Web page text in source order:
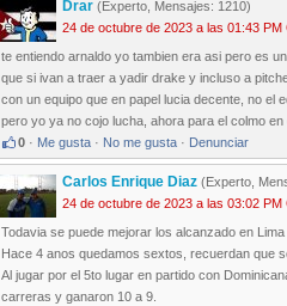
Drar (Experto, Mensajes: 1210)
24 de octubre de 2023 a las 01:43 PM
te entiendo arnaldo yo tambien era asi pero es
que si ivan a traer a yadir drake y incluso a
con un equipo que en papel lucia decente, no el
pero yo ya no cojo lucha, ahora para el colmo
0 · Me gusta · No me gusta · Denunciar
Carlos Enrique Diaz (Experto,
24 de octubre de 2023 a las 03:02 PM
Todavia se puede mejorar los alcanzado en Lima
Hace 4 anos quedamos sextos, recuerdan que
Al jugar por el 5to lugar en partido con
carreras y ganaron 10 a 9.